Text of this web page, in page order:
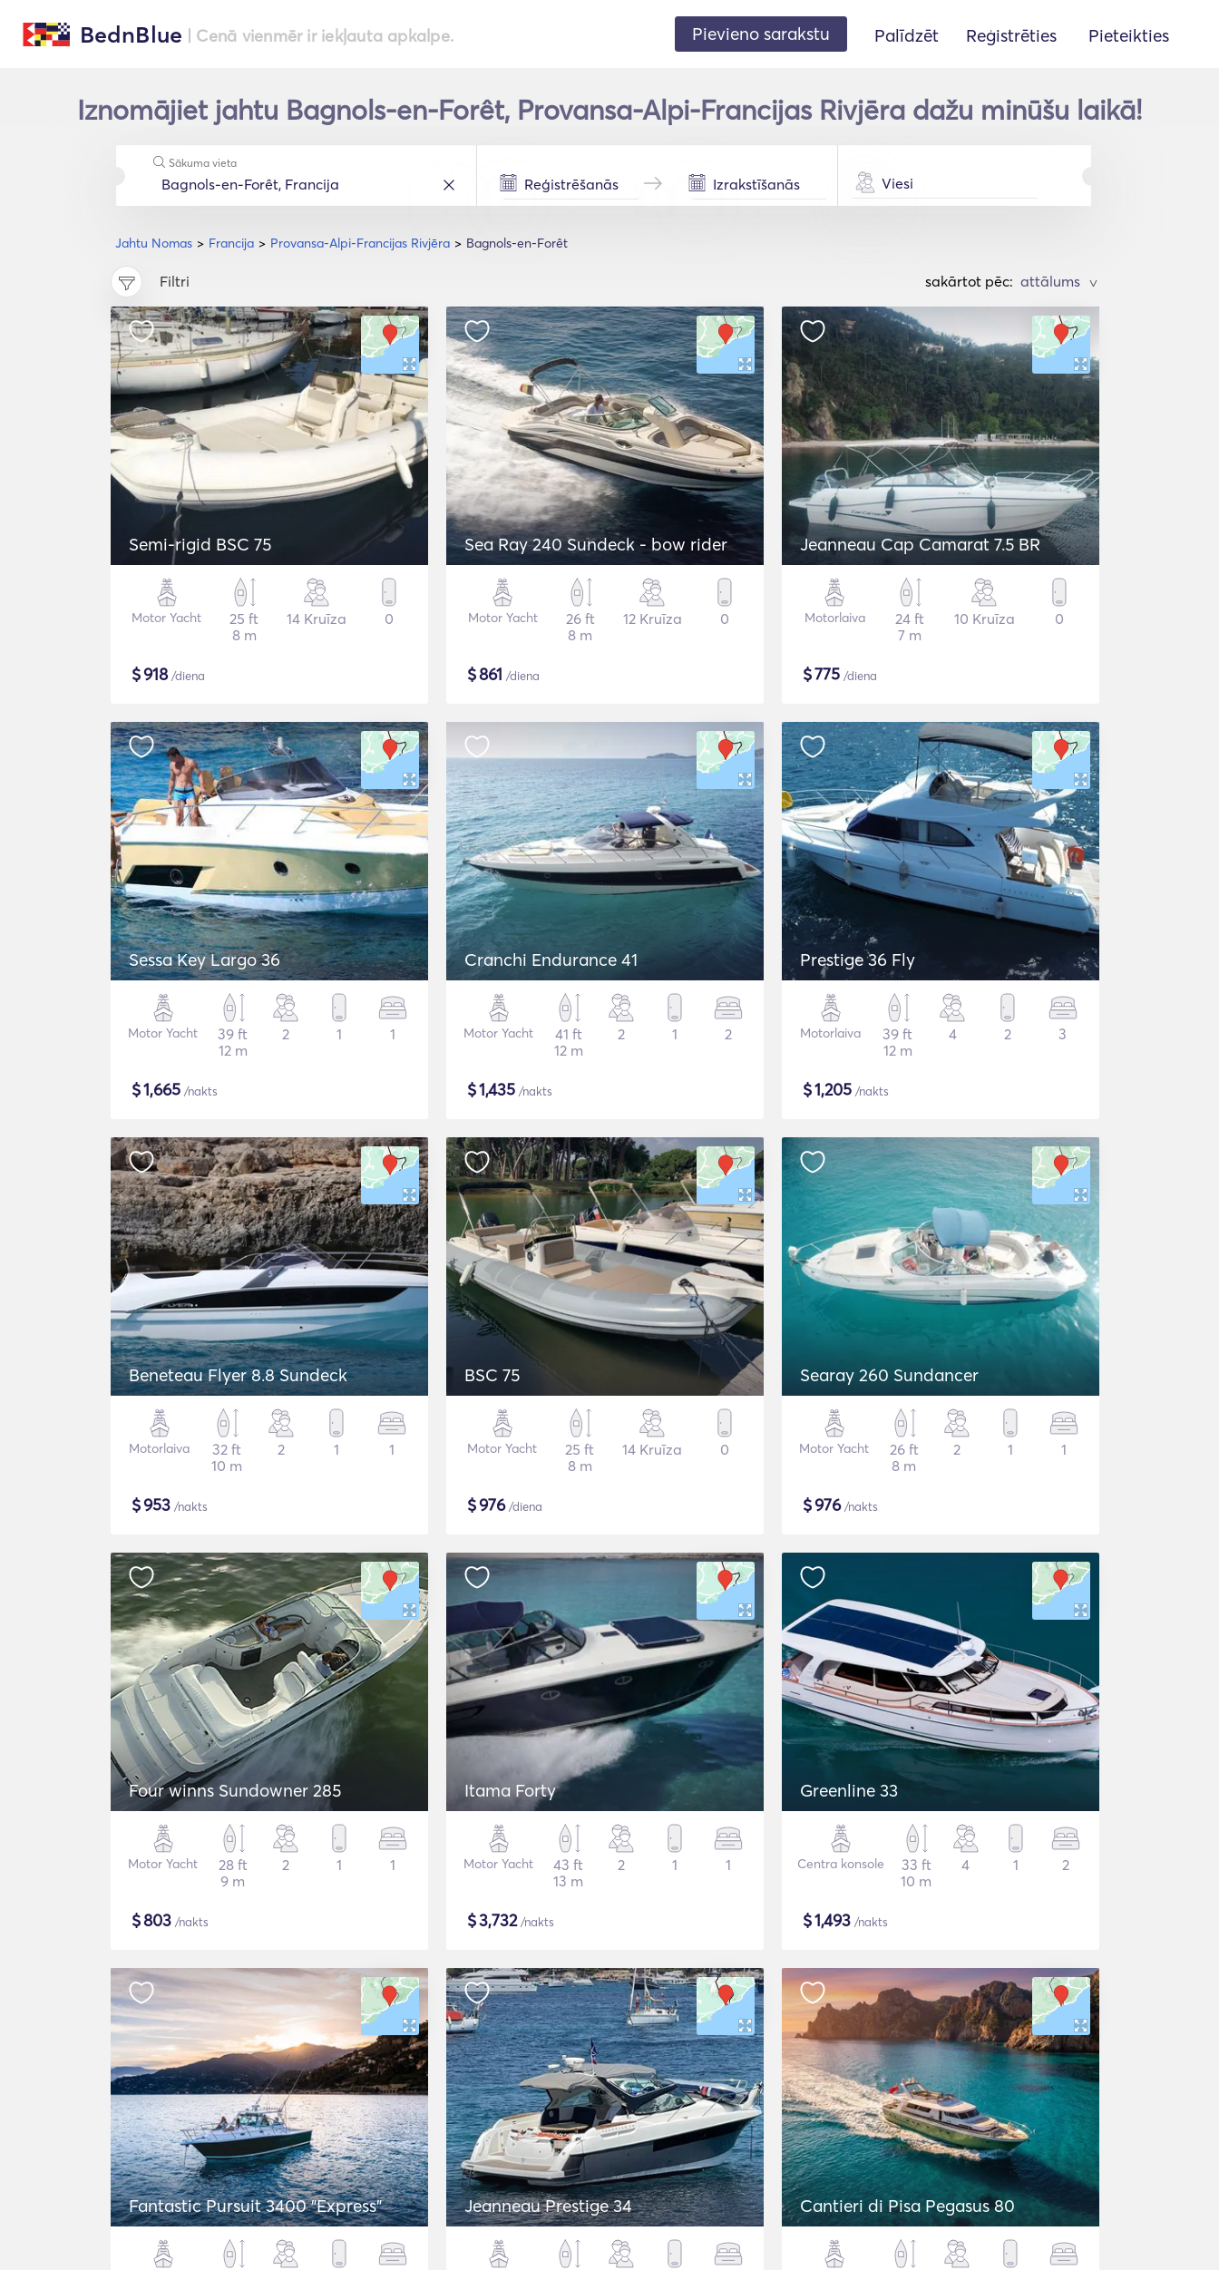
BednBlue | Cenā vienmēr ir iekļauta apkalpe. Pievieno sarakstu Palīdzēt Reģistrēties Pieteikties
Iznomājiet jahtu Bagnols-en-Forêt, Provansa-Alpi-Francijas Rivjēra dažu minūšu laikā!
Jahtu Nomas Francija Provansa-Alpi-Francijas Rivjēra Bagnols-en-Forêt
Sākuma vieta
Viesi
Filtri sakārtot pēc: >
Semi-rigid BSC 75
Motor Yacht
25 ft
8 m
14 Kruīza 0
$918/diena
Sea Ray 240 Sundeck - bow rider
Motor Yacht
26 ft
8 m
12 Kruīza 0
$861 /diena
Jeanneau Cap Camarat 7.5 BR
Motorlaiva
24 ft
7 m
10 Kruīza 0
$775 /diena
Sessa Key Largo 36
Motor Yacht
39 ft
12 m
2 1 1
$1,665 /nakts
Cranchi Endurance 41
Motor Yacht
41 ft
12 m
2 1 2
$1,435 /nakts
Prestige 36 Fly
Motorlaiva
39 ft
12 m
4 2 3
$1,205 /nakts
Beneteau Flyer 8.8 Sundeck
Motorlaiva
32 ft
10 m
2 1 1
$953 /nakts
BSC 75
Motor Yacht
25 ft
8 m
14 Kruīza 0
$976/diena
Searay 260 Sundancer
Motor Yacht
26 ft
8 m
2 1 1
$976/nakts
Four winns Sundowner 285
Motor Yacht
28 ft
9 m
2 1 1
$803 /nakts
Itama Forty
Motor Yacht
43 ft
13 m
2 1 1
$3,732/nakts
Greenline 33
Centra konsole
33 ft
10 m
4 1 2
$1,493 /nakts
Fantastic Pursuit 3400 "Express" Jeanneau Prestige 34 Cantieri di Pisa Pegasus 80